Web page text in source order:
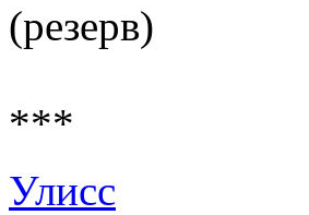
(резерв)
***
Улисс